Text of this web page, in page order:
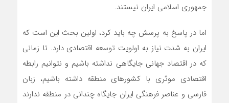
جمهوری اسلامی ایران نیستند.
اما در پاسخ به پرسش چه باید کرد، اولین بحث این است که
ایران به شدت نیاز به اولویت توسعه اقتصادی دارد. تا زمانی
که در اقتصاد جهانی جایگاهی نداشته باشیم و نتوانیم رابطه
اقتصادی موثری با کشورهای منطقه داشته باشیم، زبان
فارسی و عناصر فرهنگی ایران جایگاه چندانی در منطقه ندارند